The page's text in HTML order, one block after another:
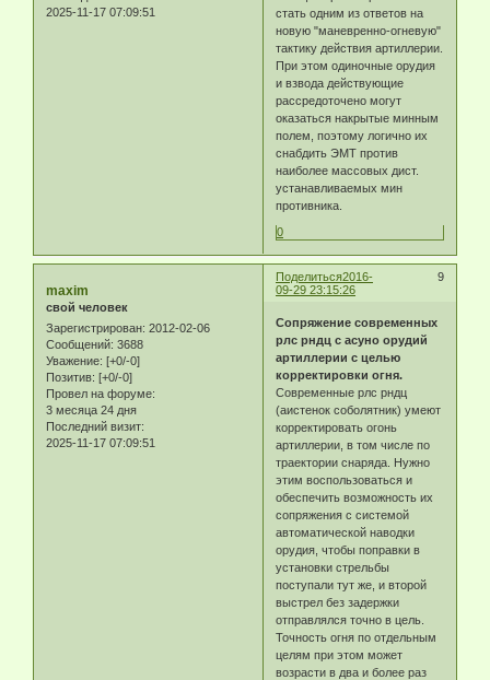
2025-11-17 07:09:51
стать одним из ответов на
новую "маневренно-огневую"
тактику действия артиллерии.
При этом одиночные орудия
и взвода действующие
рассредоточено могут
оказаться накрытые минным
полем, поэтому логично их
снабдить ЭМТ против
наиболее массовых дист.
устанавливаемых мин
противника.
0
Поделиться 9
2016-
09-29 23:15:26
maxim
свой человек
Зарегистрирован: 2012-02-06
Сообщений: 3688
Уважение: [+0/-0]
Позитив: [+0/-0]
Провел на форуме:
3 месяца 24 дня
Последний визит:
2025-11-17 07:09:51
Сопряжение современных
рлс рндц с асуно орудий
артиллерии с целью
корректировки огня.
Современные рлс рндц
(аистенок соболятник) умеют
корректировать огонь
артиллерии, в том числе по
траектории снаряда. Нужно
этим воспользоваться и
обеспечить возможность их
сопряжения с системой
автоматической наводки
орудия, чтобы поправки в
установки стрельбы
поступали тут же, и второй
выстрел без задержки
отправлялся точно в цель.
Точность огня по отдельным
целям при этом может
возрасти в два и более раз